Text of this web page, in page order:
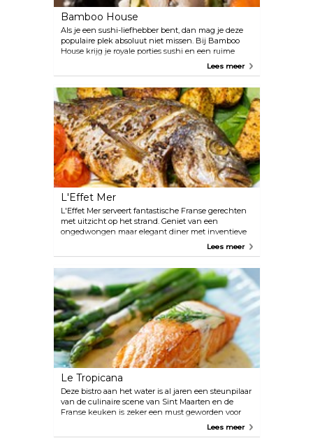
Bamboo House
Als je een sushi-liefhebber bent, dan mag je deze
populaire plek absoluut niet missen. Bij Bamboo
House krijg je royale porties sushi en een ruime
keuze aan exotische cocktails geserveerd. Biefstuk-,
Lees meer
L'Effet Mer
L'Effet Mer serveert fantastische Franse gerechten
met uitzicht op het strand. Geniet van een
ongedwongen maar elegant diner met inventieve
gerechten en een prachtige wijnselectie.Lees meer
Le Tropicana
Deze bistro aan het water is al jaren een steunpilaar
van de culinaire scene van Sint Maarten en de
Franse keuken is zeker een must geworden voor
veel toeristen die er naartoe komen. Ze bieden ook
Lees meer